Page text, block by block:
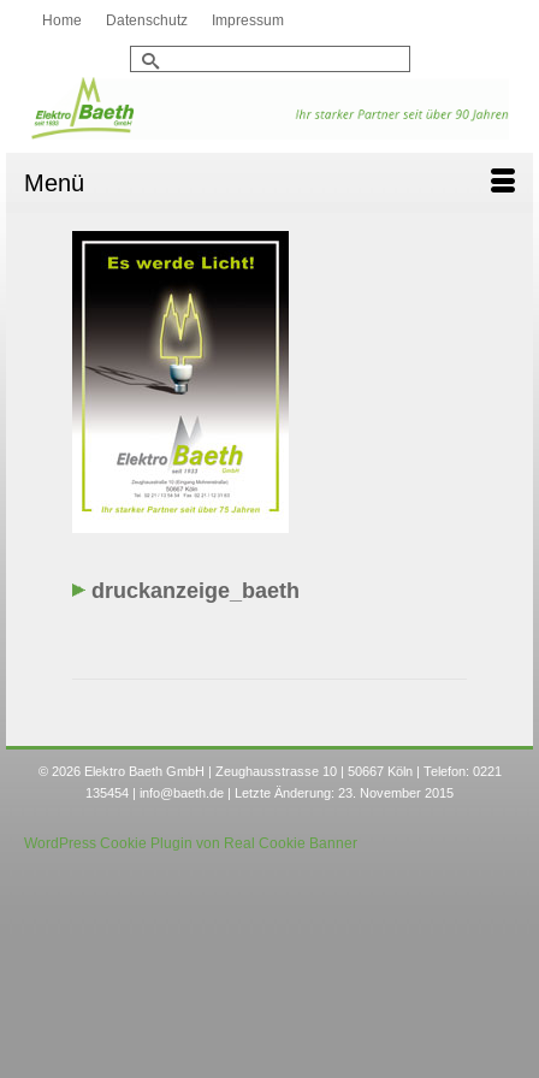
Home Datenschutz Impressum
Suche
nach:
Menü
druckanzeige_baeth
© 2026 Elektro Baeth GmbH | Zeughausstrasse 10 | 50667 Köln | Telefon: 0221
135454 | info@baeth.de | Letzte Änderung: 23. November 2015
WordPress Cookie Plugin von Real Cookie Banner